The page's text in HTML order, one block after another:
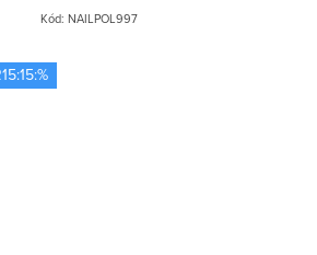
Kód: NAILPOL997